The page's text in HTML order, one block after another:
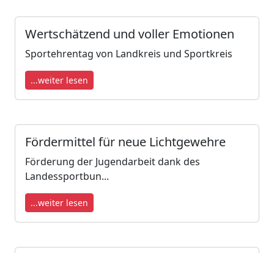
Wertschätzend und voller Emotionen
Sportehrentag von Landkreis und Sportkreis
...weiter lesen
Fördermittel für neue Lichtgewehre
Förderung der Jugendarbeit dank des
Landessportbun...
...weiter lesen